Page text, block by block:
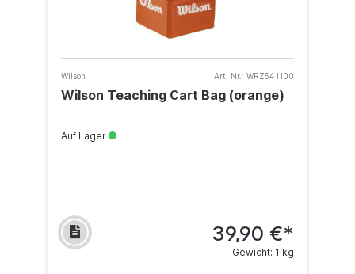
Wilson Art. Nr.: WRZ541100
Wilson Teaching Cart Bag (orange)
Auf Lager
39,90 €*
Gewicht: 1 kg